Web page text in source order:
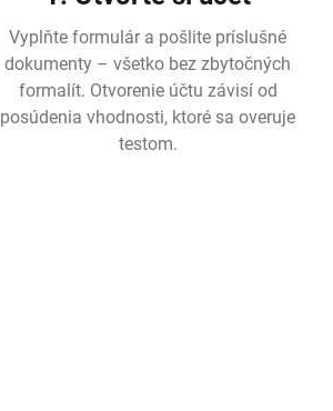
Vyplňte formulár a pošlite príslušné
dokumenty – všetko bez zbytočných
formalít. Otvorenie účtu závisí od
posúdenia vhodnosti, ktoré sa overuje
testom.